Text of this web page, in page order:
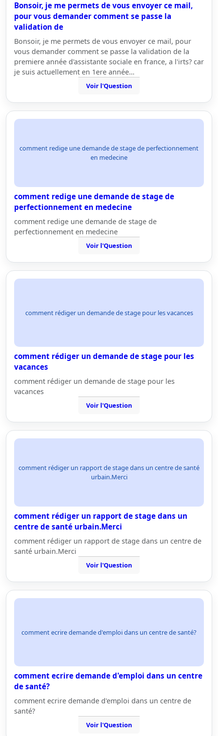
Bonsoir, je me permets de vous envoyer ce mail,
pour vous demander comment se passe la
validation de
Bonsoir, je me permets de vous envoyer ce mail, pour
vous demander comment se passe la validation de la
premiere année d'assistante sociale en france, a l'irts? car
je suis actuellement en 1ere année…
Voir l'Question
comment redige une demande de stage de perfectionnement
en medecine
comment redige une demande de stage de
perfectionnement en medecine
comment redige une demande de stage de
perfectionnement en medecine
Voir l'Question
comment rédiger un demande de stage pour les vacances
comment rédiger un demande de stage pour les
vacances
comment rédiger un demande de stage pour les
vacances
Voir l'Question
comment rédiger un rapport de stage dans un centre de santé
urbain.Merci
comment rédiger un rapport de stage dans un
centre de santé urbain.Merci
comment rédiger un rapport de stage dans un centre de
santé urbain.Merci
Voir l'Question
comment ecrire demande d'emploi dans un centre de santé?
comment ecrire demande d'emploi dans un centre
de santé?
comment ecrire demande d'emploi dans un centre de
santé?
Voir l'Question